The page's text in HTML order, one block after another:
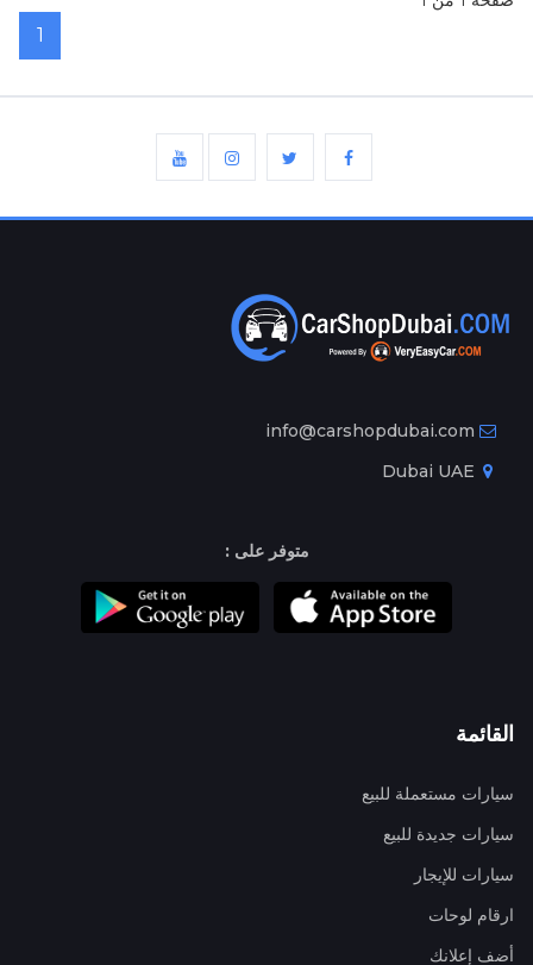
1
info@carshopdubai.com
متوفر على :
القائمة
سيارات مستعملة للبيع
سيارات جديدة للبيع
سيارات للإيجار
ارقام لوحات
أضف إعلانك